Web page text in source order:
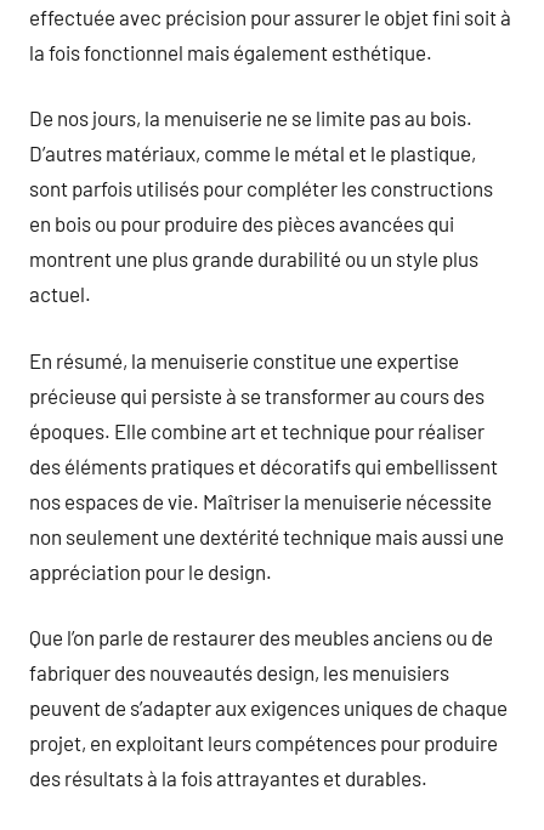
effectuée avec précision pour assurer le objet fini soit à
la fois fonctionnel mais également esthétique.
De nos jours, la menuiserie ne se limite pas au bois.
D’autres matériaux, comme le métal et le plastique,
sont parfois utilisés pour compléter les constructions
en bois ou pour produire des pièces avancées qui
montrent une plus grande durabilité ou un style plus
actuel.
En résumé, la menuiserie constitue une expertise
précieuse qui persiste à se transformer au cours des
époques. Elle combine art et technique pour réaliser
des éléments pratiques et décoratifs qui embellissent
nos espaces de vie. Maîtriser la menuiserie nécessite
non seulement une dextérité technique mais aussi une
appréciation pour le design.
Que l’on parle de restaurer des meubles anciens ou de
fabriquer des nouveautés design, les menuisiers
peuvent de s’adapter aux exigences uniques de chaque
projet, en exploitant leurs compétences pour produire
des résultats à la fois attrayantes et durables.